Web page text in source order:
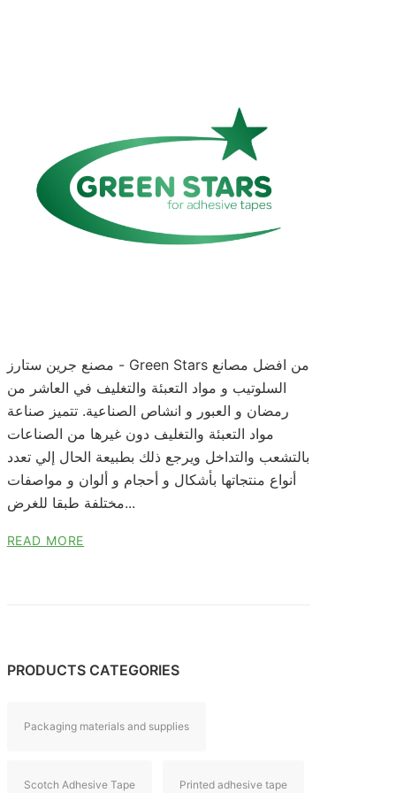
مصنع جرين ستارز - Green Stars من افضل مصانع
السلوتيب و مواد التعبئة والتغليف في العاشر من
رمضان و العبور و انشاص الصناعية. تتميز صناعة
مواد التعبئة والتغليف دون غيرها من الصناعات
بالتشعب والتداخل ويرجع ذلك بطبيعة الحال إلي تعدد
أنواع منتجاتها بأشكال و أحجام و ألوان و مواصفات
مختلفة طبقا للغرض...
READ MORE
PRODUCTS CATEGORIES
Packaging materials and supplies
Scotch Adhesive Tape Printed adhesive tape